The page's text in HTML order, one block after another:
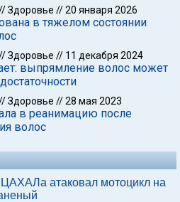
Здоровье //20 января 2026
в тяжелом состоянии
Здоровье // 11 декабря 2024
выпрямление волос может
Здоровье //28 мая 2023
в реанимацию после
волос
атаковал мотоцикл на